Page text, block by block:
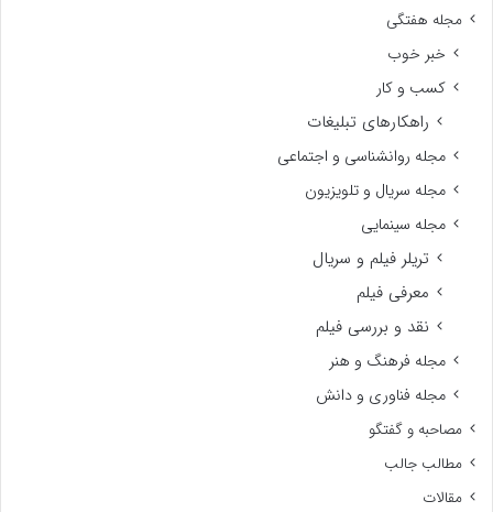
مجله هفتگی
خبر خوب
کسب و کار
راهکارهای تبلیغات
مجله روانشناسی و اجتماعی
مجله سریال و تلویزیون
مجله سینمایی
تریلر فیلم و سریال
معرفی فیلم
نقد و بررسی فیلم
مجله فرهنگ و هنر
مجله فناوری و دانش
مصاحبه و گفتگو
مطالب جالب
مقالات